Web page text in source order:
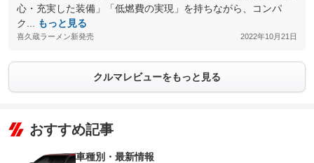
心・充実した装備」「低燃費の実現」を持ちながら、コンパ
ク...
もっと見る
喜久蔵ラーメン新発売 2022年10月21日
クルマレビューをもっと見る
おすすめ記事
車種別・最新情報